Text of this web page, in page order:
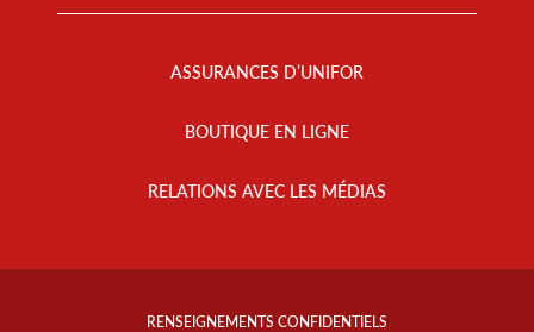
ASSURANCES D’UNIFOR
BOUTIQUE EN LIGNE
RELATIONS AVEC LES MÉDIAS
Footer
RENSEIGNEMENTS CONFIDENTIELS